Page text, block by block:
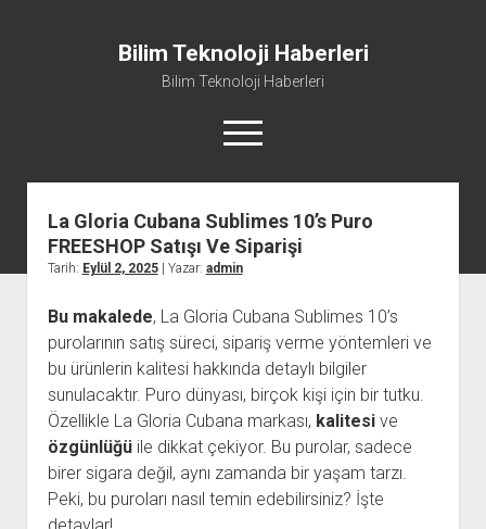
Bilim Teknoloji Haberleri
Bilim Teknoloji Haberleri
menüyü
aç
Liste
Sayfa Listesi
Twitter Izlenme Arttırma Parasız
La Gloria Cubana Sublimes 10’s Puro
FREESHOP Satışı Ve Siparişi
Tarih: Eylül 2, 2025| Yazar: admin
Bu makalede, La Gloria Cubana Sublimes 10’s
purolarının satış süreci, sipariş verme yöntemleri ve
bu ürünlerin kalitesi hakkında detaylı bilgiler
sunulacaktır. Puro dünyası, birçok kişi için bir tutku.
Özellikle La Gloria Cubana markası, kalitesive
özgünlüğüile dikkat çekiyor. Bu purolar, sadece
birer sigara değil, aynı zamanda bir yaşam tarzı.
Peki, bu puroları nasıl temin edebilirsiniz? İşte